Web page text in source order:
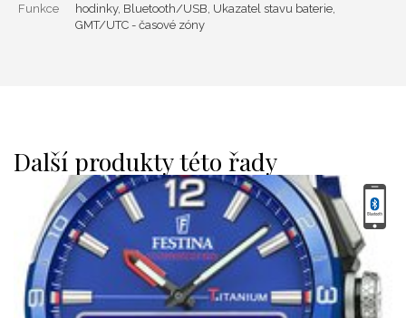
Funkce
hodinky, Bluetooth/USB, Ukazatel stavu baterie,
GMT/UTC - časové zóny
Další produkty této řady